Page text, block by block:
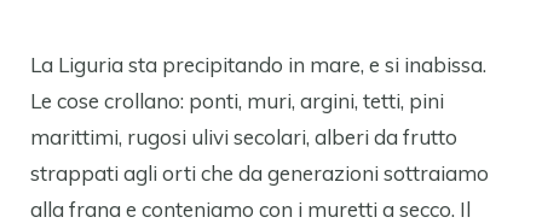
La Liguria sta precipitando in mare, e si inabissa.
Le cose crollano: ponti, muri, argini, tetti, pini
marittimi, rugosi ulivi secolari, alberi da frutto
strappati agli orti che da generazioni sottraiamo
alla frana e conteniamo con i muretti a secco. Il